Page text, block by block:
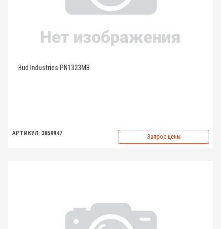
Bud Industries PN1323MB
АРТИКУЛ: 3859947 Запрос цены